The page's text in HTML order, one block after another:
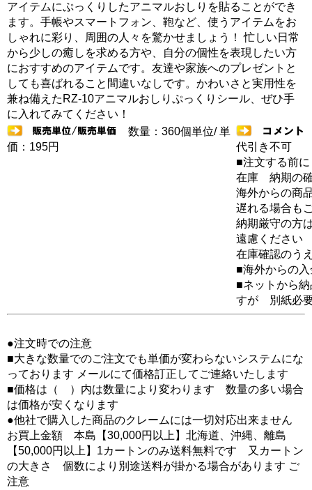
アイテムにぷっくりしたアニマルおしりを貼ることができ
ます。手帳やスマートフォン、鞄など、使うアイテムをお
しゃれに彩り、周囲の人々を驚かせましょう！ 忙しい日常
から少しの癒しを求める方や、自分の個性を表現したい方
におすすめのアイテムです。友達や家族へのプレゼントと
しても喜ばれること間違いなしです。かわいさと実用性を
兼ね備えたRZ-10アニマルおしりぷっくりシール、ぜひ手
に入れてみてください！
数量：360個単位/ 単
価：195円
代引き不可
■注文する前に
在庫 納期の
海外からの商
遅れる場合も
納期厳守の方
遠慮ください
在庫確認のう
■海外からの
■ネットから
すが 別紙必
●注文時での注意
■大きな数量でのご注文でも単価が変わらないシステムにな
っております メールにて価格訂正してご連絡いたします
■価格は（ ）内は数量により変わります 数量の多い場合
は価格が安くなります
●他社で購入した商品のクレームには一切対応出来ません
お買上金額 本島【30,000円以上】北海道、沖縄、離島
【50,000円以上】1カートンのみ送料無料です 又カートン
の大きさ 個数により別途送料が掛かる場合があります ご
注意